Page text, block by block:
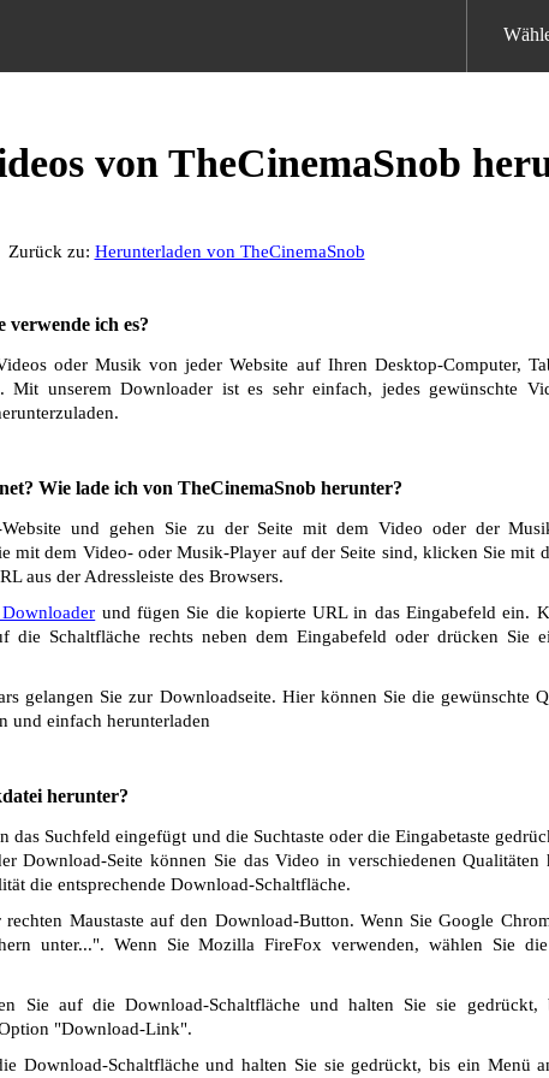
von TheCinemaSnob
Zurück zu: Herunterladen von TheCinemaSnob
verwende ich es?
oder Musik von jeder Website auf Ihren Desktop-Computer,
Mit unserem Downloader ist es sehr einfach, jedes gewünschte
Wie lade ich von TheCinemaSnob herunter?
Website und gehen Sie zu der Seite mit dem Video oder der
mit dem Video- oder Musik-Player auf der Seite sind, klicken Sie mit
aus der Adressleiste des Browsers.
und fügen Sie die kopierte URL in das Eingabefeld ein.
die Schaltfläche rechts neben dem Eingabefeld oder drücken Sie
gelangen Sie zur Downloadseite. Hier können Sie die gewünschte
und einfach herunterladen
herunter?
das Suchfeld eingefügt und die Suchtaste oder die Eingabetaste
Download-Seite können Sie das Video in verschiedenen Qualitäten
die entsprechende Download-Schaltfläche.
Maustaste auf den Download-Button. Wenn Sie Google
unter...". Wenn Sie Mozilla FireFox verwenden, wählen Sie
Sie auf die Download-Schaltfläche und halten Sie sie gedrückt,
"Download-Link".
Download-Schaltfläche und halten Sie sie gedrückt, bis ein Menü